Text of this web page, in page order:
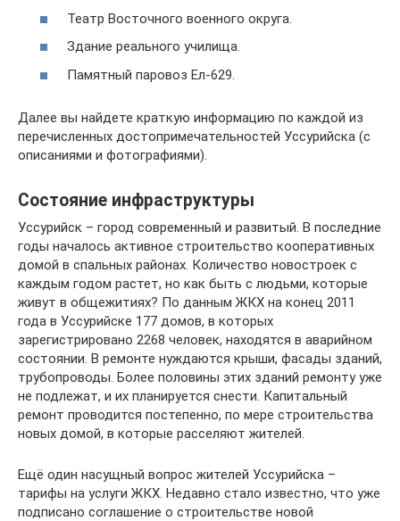
Театр Восточного военного округа.
Здание реального училища.
Памятный паровоз Ел-629.
Далее вы найдете краткую информацию по каждой из
перечисленных достопримечательностей Уссурийска (с
описаниями и фотографиями).
Состояние инфраструктуры
Уссурийск – город современный и развитый. В последние
годы началось активное строительство кооперативных
домой в спальных районах. Количество новостроек с
каждым годом растет, но как быть с людьми, которые
живут в общежитиях? По данным ЖКХ на конец 2011
года в Уссурийске 177 домов, в которых
зарегистрировано 2268 человек, находятся в аварийном
состоянии. В ремонте нуждаются крыши, фасады зданий,
трубопроводы. Более половины этих зданий ремонту уже
не подлежат, и их планируется снести. Капитальный
ремонт проводится постепенно, по мере строительства
новых домой, в которые расселяют жителей.
Ещё один насущный вопрос жителей Уссурийска –
тарифы на услуги ЖКХ. Недавно стало известно, что уже
подписано соглашение о строительстве новой